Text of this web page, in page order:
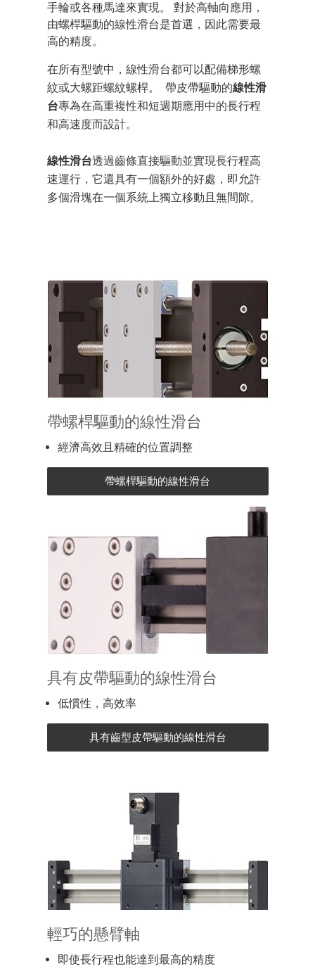
手輪或各種馬達來實現。 對於高軸向應用，
由螺桿驅動的線性滑台是首選，因此需要最
高的精度。
在所有型號中，線性滑台都可以配備梯形螺
紋或大螺距螺紋螺桿。 帶皮帶驅動的線性滑
台專為在高重複性和短週期應用中的長行程
和高速度而設計。
線性滑台透過齒條直接驅動並實現長行程高
速運行，它還具有一個額外的好處，即允許
多個滑塊在一個系統上獨立移動且無間隙。
帶螺桿驅動的線性滑台
經濟高效且精確的位置調整
帶螺桿驅動的線性滑台
具有皮帶驅動的線性滑台
低慣性，高效率
具有齒型皮帶驅動的線性滑台
輕巧的懸臂軸
即使長行程也能達到最高的精度